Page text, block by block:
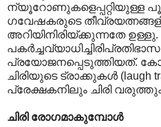
ന്യൂറോണുകളെപ്പറ്റിയുള്ള
ഗവേഷകരുടെ
അറിയിനിരിയ്ക്കുന്നതേ
പ്രയോജനപ്പെടുത്തിയത്.
ചിരിയുടെ ട്രാക്കുകൾ (laugh
പ്രേക്ഷകനിലും ചിരി
ചിരി രോഗമാകുമ്പോൾ